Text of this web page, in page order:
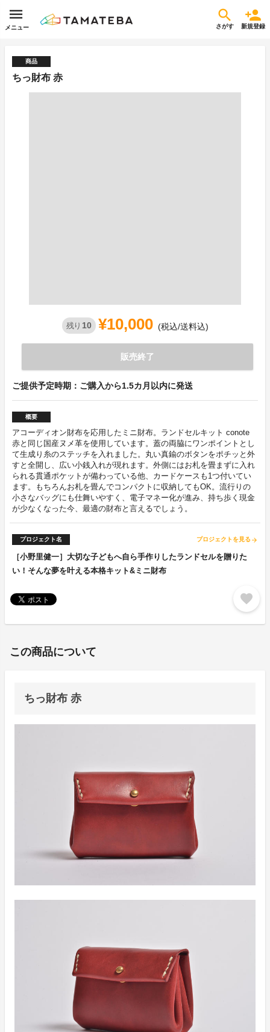
メニュー さがす 新規登録
商品
ちっ財布 赤
残り 10 ¥10,000 (税込/送料込)
販売終了
ご提供予定時期：ご購入から1.5カ月以内に発送
概要
アコーディオン財布を応用したミニ財布。ランドセルキット conote
赤と同じ国産ヌメ革を使用しています。蓋の両脇にワンポイントとし
て生成り糸のステッチを入れました。丸い真鍮のボタンをポチッと外
すと全開し、広い小銭入れが現れます。外側にはお札を畳まずに入れ
られる貫通ポケットが備わっている他、カードケースも1つ付いてい
ます。もちろんお札を畳んでコンパクトに収納してもOK。流行りの
小さなバッグにも仕舞いやすく、電子マネー化が進み、持ち歩く現金
が少なくなった今、最適の財布と言えるでしょう。
プロジェクト名 プロジェクトを見る arrow_forward
［小野里健一］大切な子どもへ自ら手作りしたランドセルを贈りた
い！そんな夢を叶える本格キット&ミニ財布
favorite
この商品について
ちっ財布 赤